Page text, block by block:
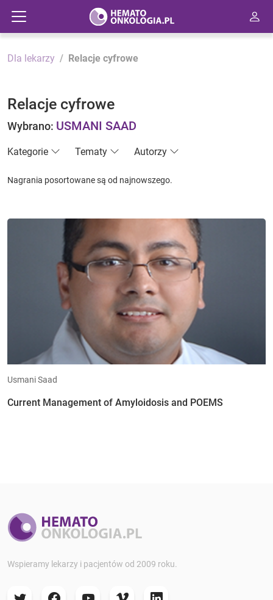
Dla lekarzy Relacje cyfrowe
Relacje cyfrowe
Wybrano: USMANI SAAD
Kategorie Tematy Autorzy
Nagrania posortowane są od najnowszego.
Usmani Saad
Current Management of Amyloidosis and POEMS
Wspieramy lekarzy i pacjentów od 2009 roku.